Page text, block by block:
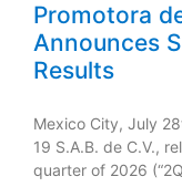
Promotora
Announces
Results
Mexico City, July
19 S.A.B. de C.V.,
quarter of 2026